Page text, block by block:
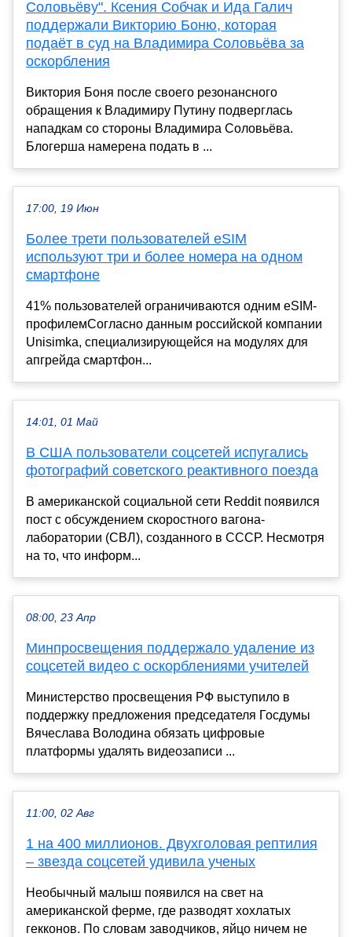
Соловьёву". Ксения Собчак и Ида Галич
поддержали Викторию Боню, которая
подаёт в суд на Владимира Соловьёва за
оскорбления
Виктория Боня после своего резонансного
обращения к Владимиру Путину подверглась
нападкам со стороны Владимира Соловьёва.
Блогерша намерена подать в ...
17:00, 19 Июн
Более трети пользователей eSIM
используют три и более номера на одном
смартфоне
41% пользователей ограничиваются одним eSIM-
профилемСогласно данным российской компании
Unisimka, специализирующейся на модулях для
апгрейда смартфон...
14:01, 01 Май
В США пользователи соцсетей испугались
фотографий советского реактивного поезда
В американской социальной сети Reddit появился
пост с обсуждением скоростного вагона-
лаборатории (СВЛ), созданного в СССР. Несмотря
на то, что информ...
08:00, 23 Апр
Минпросвещения поддержало удаление из
соцсетей видео с оскорблениями учителей
Министерство просвещения РФ выступило в
поддержку предложения председателя Госдумы
Вячеслава Володина обязать цифровые
платформы удалять видеозаписи ...
11:00, 02 Авг
1 на 400 миллионов. Двухголовая рептилия
– звезда соцсетей удивила ученых
Необычный малыш появился на свет на
американской ферме, где разводят хохлатых
гекконов. По словам заводчиков, яйцо ничем не